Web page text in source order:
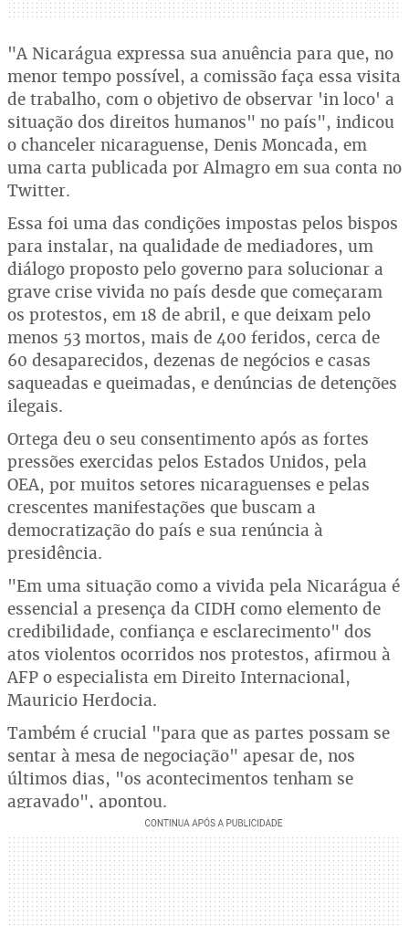
"A Nicarágua expressa sua anuência para que, no
menor tempo possível, a comissão faça essa visita
de trabalho, com o objetivo de observar 'in loco' a
situação dos direitos humanos" no país", indicou
o chanceler nicaraguense, Denis Moncada, em
uma carta publicada por Almagro em sua conta no
Twitter.
Essa foi uma das condições impostas pelos bispos
para instalar, na qualidade de mediadores, um
diálogo proposto pelo governo para solucionar a
grave crise vivida no país desde que começaram
os protestos, em 18 de abril, e que deixam pelo
menos 53 mortos, mais de 400 feridos, cerca de
60 desaparecidos, dezenas de negócios e casas
saqueadas e queimadas, e denúncias de detenções
ilegais.
Ortega deu o seu consentimento após as fortes
pressões exercidas pelos Estados Unidos, pela
OEA, por muitos setores nicaraguenses e pelas
crescentes manifestações que buscam a
democratização do país e sua renúncia à
presidência.
"Em uma situação como a vivida pela Nicarágua é
essencial a presença da CIDH como elemento de
credibilidade, confiança e esclarecimento" dos
atos violentos ocorridos nos protestos, afirmou à
AFP o especialista em Direito Internacional,
Mauricio Herdocia.
Também é crucial "para que as partes possam se
sentar à mesa de negociação" apesar de, nos
últimos dias, "os acontecimentos tenham se
agravado", apontou.